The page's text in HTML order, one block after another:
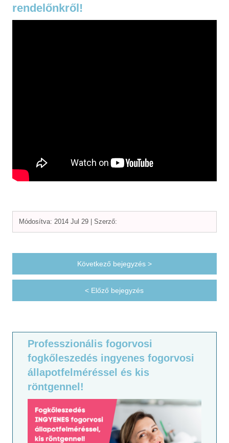
rendelőnkről!
Módosítva: 2014 Jul 29 | Szerző:
Következő bejegyzés >
< Előző bejegyzés
Professzionális fogorvosi
fogkőleszedés ingyenes fogorvosi
állapotfelméréssel és kis
röntgennel!